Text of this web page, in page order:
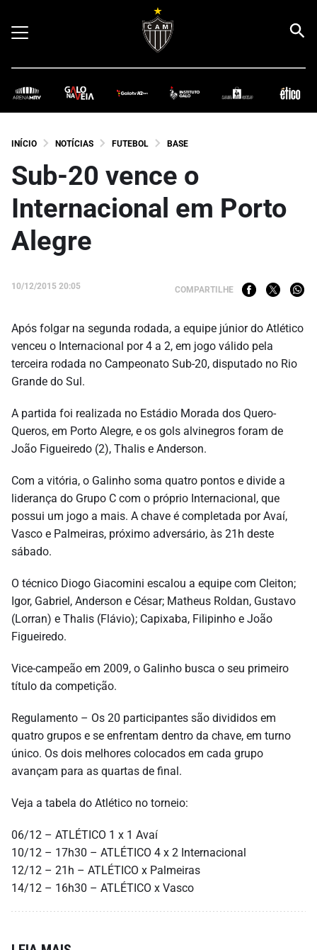
INÍCIO NOTÍCIAS FUTEBOL BASE
Sub-20 vence o
Internacional em Porto
Alegre
10/12/2015 20:05 COMPARTILHE
Após folgar na segunda rodada, a equipe júnior do Atlético
venceu o Internacional por 4 a 2, em jogo válido pela
terceira rodada no Campeonato Sub-20, disputado no Rio
Grande do Sul.
A partida foi realizada no Estádio Morada dos Quero-
Queros, em Porto Alegre, e os gols alvinegros foram de
João Figueiredo (2), Thalis e Anderson.
Com a vitória, o Galinho soma quatro pontos e divide a
liderança do Grupo C com o próprio Internacional, que
possui um jogo a mais. A chave é completada por Avaí,
Vasco e Palmeiras, próximo adversário, às 21h deste
sábado.
O técnico Diogo Giacomini escalou a equipe com Cleiton;
Igor, Gabriel, Anderson e César; Matheus Roldan, Gustavo
(Lorran) e Thalis (Flávio); Capixaba, Filipinho e João
Figueiredo.
Vice-campeão em 2009, o Galinho busca o seu primeiro
título da competição.
Regulamento – Os 20 participantes são divididos em
quatro grupos e se enfrentam dentro da chave, em turno
único. Os dois melhores colocados em cada grupo
avançam para as quartas de final.
Veja a tabela do Atlético no torneio:
06/12 – ATLÉTICO 1 x 1 Avaí
10/12 – 17h30 – ATLÉTICO 4 x 2 Internacional
12/12 – 21h – ATLÉTICO x Palmeiras
14/12 – 16h30 – ATLÉTICO x Vasco